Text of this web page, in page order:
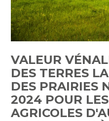
VALEUR
DES TERRES
DES PRAIRIES
2024 POUR
AGRICOLES